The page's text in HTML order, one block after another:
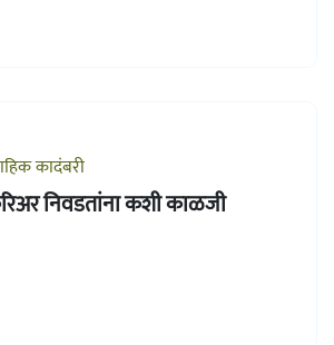
कादंबरी
निवडतांना कशी काळजी